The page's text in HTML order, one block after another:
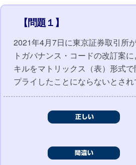
【問題１】
2021年4月7日に東京証券取引所
トガバナンス・コードの改訂案
キルをマトリックス（表）形式
プライしたことにならないとされ